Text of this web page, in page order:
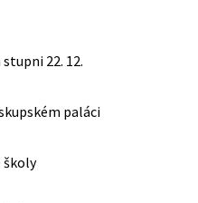
22. 12.
paláci
školy